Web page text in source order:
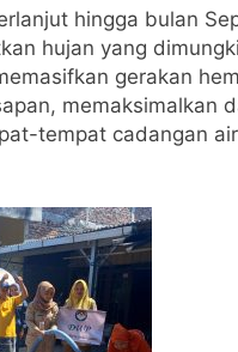
hingga bulan
hujan yang
gerakan
memaksimalkan
tempat cadangan